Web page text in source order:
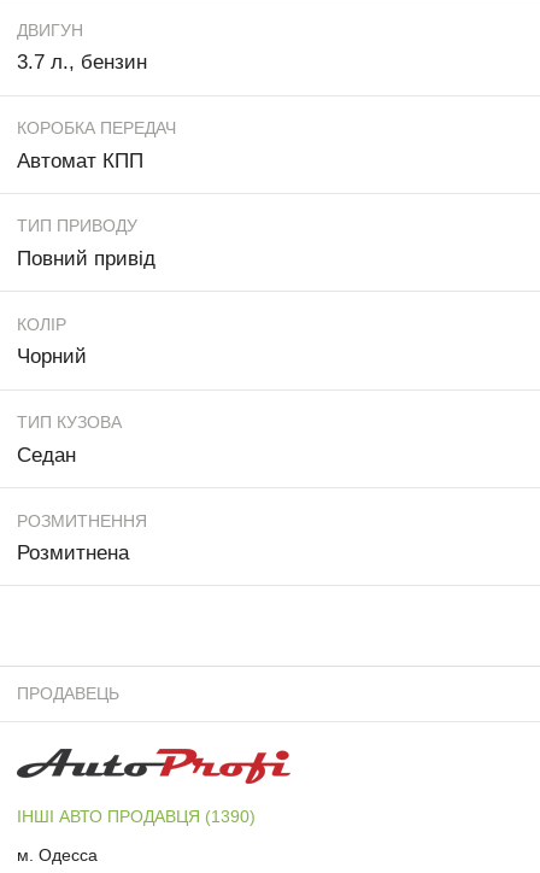
ДВИГУН
3.7 л., бензин
КОРОБКА ПЕРЕДАЧ
Автомат КПП
ТИП ПРИВОДУ
Повний привід
КОЛІР
Чорний
ТИП КУЗОВА
Седан
РОЗМИТНЕННЯ
Розмитнена
ПРОДАВЕЦЬ
ІНШІ АВТО ПРОДАВЦЯ (1390)
м. Одесса